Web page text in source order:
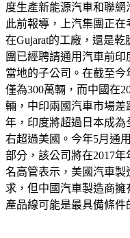
度生產新能源汽車和聯
此前報導，上汽集團正
在Gujarat的工廠，還是
團已經聘請通用汽車前印
當地的子公司。在截至
僅為300萬輛，而中國在
輛，中印兩國汽車市場差
年，印度將超過日本成為
右超過美國。今年5月通
部分，該公司將在2017
名高管表示，美國汽車
求，但中國汽車製造商
產品線可能是最具備條件